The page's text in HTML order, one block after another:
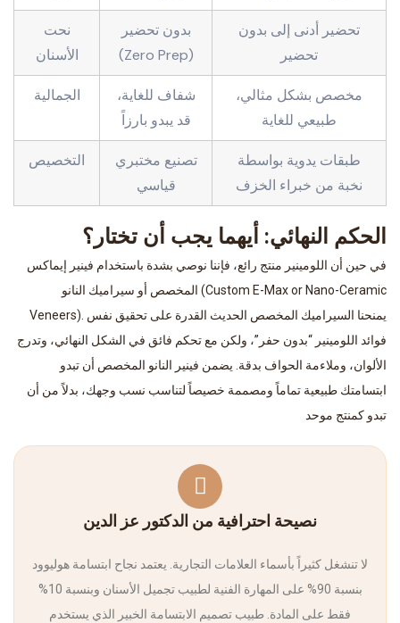
نحت
الأسنان
بدون تحضير
(Zero Prep)
تحضير أدنى إلى بدون
تحضير
الجمالية
شفاف للغاية،
قد يبدو بارزاً
مخصص بشكل مثالي،
طبيعي للغاية
التخصيص
تصنيع مختبري
قياسي
طبقات يدوية بواسطة
نخبة من خبراء الخزف
الحكم النهائي: أيهما يجب أن تختار؟
في حين أن اللومينير منتج رائع، فإننا نوصي بشدة باستخدام فينير إيماكس
المخصص أو سيراميك النانو (Custom E-Max or Nano-Ceramic
Veneers). يمنحنا السيراميك المخصص الحديث القدرة على تحقيق نفس
فوائد اللومينير “بدون حفر”، ولكن مع تحكم فائق في الشكل النهائي، وتدرج
الألوان، وملاءمة الحواف بدقة. يضمن فينير النانو المخصص أن تبدو
ابتسامتك طبيعية تماماً ومصممة خصيصاً لتناسب نسب وجهك، بدلاً من أن
تبدو كمنتج موحد
نصيحة احترافية من الدكتور عز الدين
لا تنشغل كثيراً بأسماء العلامات التجارية. يعتمد نجاح ابتسامة هوليوود
بنسبة 90% على المهارة الفنية لطبيب تجميل الأسنان وبنسبة 10%
فقط على المادة. طبيب تصميم الابتسامة الخبير الذي يستخدم